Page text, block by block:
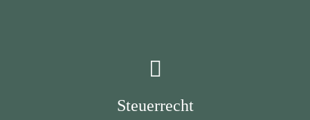
Steuerrecht